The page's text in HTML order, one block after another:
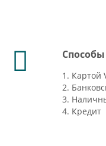
1. Картой
2.
3.
4. Кредит